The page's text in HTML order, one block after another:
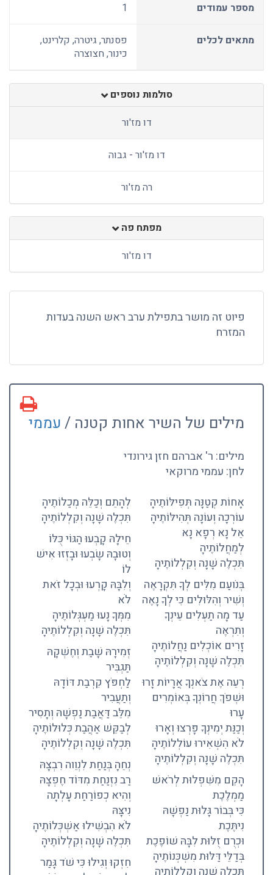
מספר עמודים 1
מתאים לכלים
פסנתר, גיטרה, קלרינט,
כינור, חצוצרה
סולמות נוספים
דו מז'ור
דו מז'ור - גבוה
רה מז'ור
מפתח פה
דו מז'ור
פיוט זה מושר בתפילת ערב ראש השנה בעדות
המזרח
מילים של השיר אחות קטנה /עממי
מילים: ר' אברהם חזן גירונדי
לחן: עממי מרוקאי
אָחוֹת קְטַנָּה תְּפִילּוֹתֶיהָ
עוֹרְכָה וְעוֹנָה תְּהִילּוֹתֶיהָ
אֵל נָא רְפָא נָא
לְמַחֲלוֹתֶיהָ
תִּכְלֶה שָׁנָה וְקִלְלוֹתֶיהָ
בְּנֹועַם מִלִּים לְךָ תִּקְרָאֶה
וְשִׁיר וְהִלּוּלִים כִּי לְךָ נָאֶה
עַד מָה תַעְלִים עֵינְךָ
וְתִרְאֶה
זָרִים אוֹכְלִים נַחֲלוֹתֶיהָ
תִּכְלֶה שָׁנָה וְקִלְלוֹתֶיהָ
רְעֵה אֶת צֹאנְךָ אֲרָיוֹת זָרוּ
וּשְׁפֹךְ חֲרוֹנְךָ בְּאוֹמְרִים
עָרוּ
וְכַנַּת יְמִינְךָ פָּרְצוּ וְאָרוּ
לֹא הִשְׁאִירוּ עוֹלְלוֹתֶיהָ
תִּכְלֶה שָׁנָה וְקִלְלוֹתֶיהָ
הָקֵם מִשִּׁפְלוּת לְרֹאשׁ
מַמְלֶכֶת
כִּי בְּבוֹר גָּלוּת נַפְשָׁהּ
נִיתֶּכֶת
וּכְרֻם זֻלּוּת לִבָּהּ שׁוֹפֶכֶת
בְּדַלֵּי דַּלּוּת מִשְׁכְּנוֹתֶיהָ
תִּכְלֶה שָׁנָה וְקִלְלוֹתֶיהָ
לְהָתֵם וְכַלֵּה מְכַלוֹתֶיהָ
תִּכְלֶה שָׁנָה וְקִלְלוֹתֶיהָ
חֵילָהּ קָבְעוּ הַגּוֹי כֻּלּוֹ
וְטוּבָהּ שָׂבְעוּ וּבָזְזוּ אִישׁ
לוֹ
וְלִבָּהּ קָרְעוּ וּבְכָל זֹאת
לֹא
מִמְּךָ נָעוּ מַעְגְּלוֹתֶיהָ
תִּכְלֶה שָׁנָה וְקִלְלוֹתֶיהָ
זְמִירָהּ שָׁבַת וְחֶשְׁקָהּ
תַּגְבִּיר
לַחְפֹּץ קִרְבַת דּוֹדָהּ
וְתַעֲבִיר
מִלֵּב דַּאֲבַת נַפְשָׁהּ וְתָסִיר
לְבַקֵּשׁ אַהֲבַת כְּלוּלוֹתֶיהָ
תִּכְלֶה שָׁנָה וְקִלְלוֹתֶיהָ
נְחֵהָ בְּנַחַת לִנְוֵוה רִבְצָהּ
רַב נִזְנַחַת מִדּוֹד חֶפְצָהּ
וְהִיא כְפוֹרַחַת עָלְתָה
נִיצָּהּ
לֹא הִבְשִׁילוּ אַשְׁכְּלוֹתֶיהָ
תִּכְלֶה שָׁנָה וְקִלְלוֹתֶיהָ
חִזְקוּ וְגִילוּ כִּי שֹׁד גָּמַר